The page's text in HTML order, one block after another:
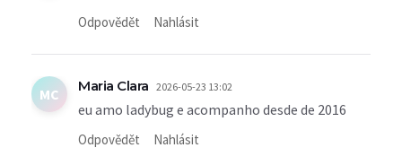
Odpovědět Nahlásit
MC Maria Clara 2026-05-23 13:02
eu amo ladybug e acompanho desde de 2016
Odpovědět Nahlásit